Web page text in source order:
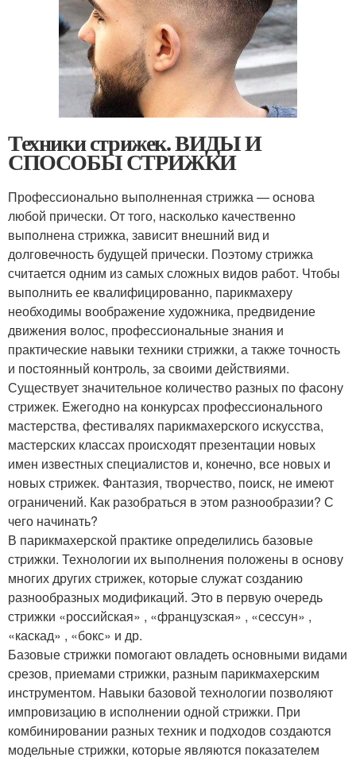
Техники стрижек. ВИДЫ И
СПОСОБЫ СТРИЖКИ
Профессионально выполненная стрижка — основа
любой прически. От того, насколько качественно
выполнена стрижка, зависит внешний вид и
долговечность будущей прически. Поэтому стрижка
считается одним из самых сложных видов работ. Чтобы
выполнить ее квалифицированно, парикмахеру
необходимы воображение художника, предвидение
движения волос, профессиональные знания и
практические навыки техники стрижки, а также точность
и постоянный контроль, за своими действиями.
Существует значительное количество разных по фасону
стрижек. Ежегодно на конкурсах профессионального
мастерства, фестивалях парикмахерского искусства,
мастерских классах происходят презентации новых
имен известных специалистов и, конечно, все новых и
новых стрижек. Фантазия, творчество, поиск, не имеют
ограничений. Как разобраться в этом разнообразии? С
чего начинать?
В парикмахерской практике определились базовые
стрижки. Технологии их выполнения положены в основу
многих других стрижек, которые служат созданию
разнообразных модификаций. Это в первую очередь
стрижки «российская» , «французская» , «сессун» ,
«каскад» , «бокс» и др.
Базовые стрижки помогают овладеть основными видами
срезов, приемами стрижки, разным парикмахерским
инструментом. Навыки базовой технологии позволяют
импровизацию в исполнении одной стрижки. При
комбинировании разных техник и подходов создаются
модельные стрижки, которые являются показателем